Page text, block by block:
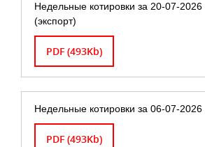
Недельные котировки за 20-07-
(экспорт)
PDF (493Kb)
Недельные котировки за 06-07-
PDF (493Kb)